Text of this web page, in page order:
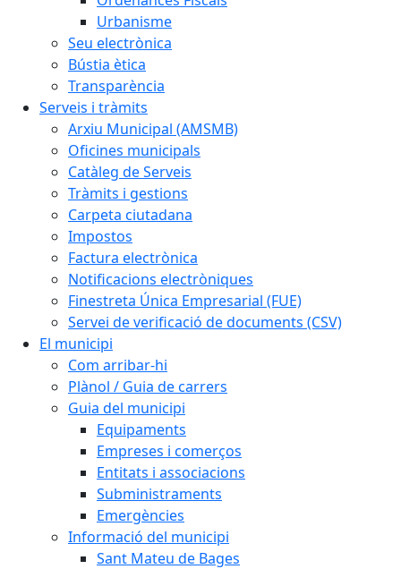
Urbanisme
Seu electrònica
Bústia ètica
Transparència
Serveis i tràmits
Arxiu Municipal (AMSMB)
Oficines municipals
Catàleg de Serveis
Tràmits i gestions
Carpeta ciutadana
Impostos
Factura electrònica
Notificacions electròniques
Finestreta Única Empresarial (FUE)
Servei de verificació de documents (CSV)
El municipi
Com arribar-hi
Plànol / Guia de carrers
Guia del municipi
Equipaments
Empreses i comerços
Entitats i associacions
Subministraments
Emergències
Informació del municipi
Sant Mateu de Bages